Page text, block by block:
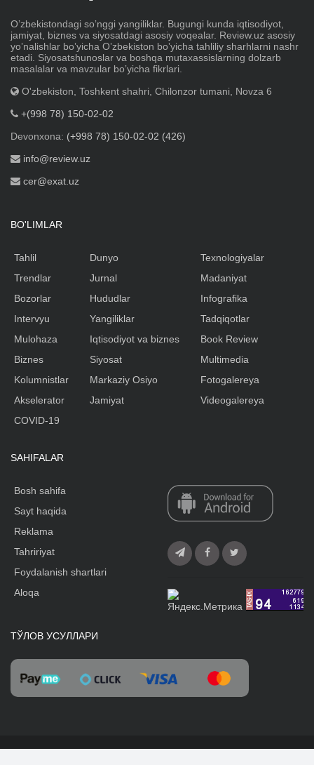
Oʼzbekistondagi soʼnggi yangiliklar. Bugungi kunda iqtisodiyot,
jamiyat, biznes va siyosatdagi asosiy voqealar. Review.uz asosiy
yoʼnalishlar boʼyicha Oʼzbekiston boʼyicha tahliliy sharhlarni nashr
etadi. Siyosatshunoslar va boshqa mutaxassislarning dolzarb
masalalar va mavzular boʼyicha fikrlari.
O'zbekiston, Toshkent shahri, Chilonzor tumani, Novza 6
+(998 78) 150-02-02
Devonxona: (+998 78) 150-02-02 (426)
info@review.uz
cer@exat.uz
BO'LIMLAR
Tahlil
Trendlar
Bozorlar
Intervyu
Mulohaza
Biznes
Kolumnistlar
Akselerator
Dunyo
Jurnal
Hududlar
Yangiliklar
Iqtisodiyot va biznes
Siyosat
Markaziy Osiyo
Jamiyat
Texnologiyalar
Madaniyat
Infografika
Tadqiqotlar
Book Review
Multimedia
Fotogalereya
Videogalereya
COVID-19
SAHIFALAR
Bosh sahifa
Sayt haqida
Reklama
Tahririyat
Foydalanish shartlari
Aloqa
ТЎЛОВ УСУЛЛАРИ
Yuqoriga